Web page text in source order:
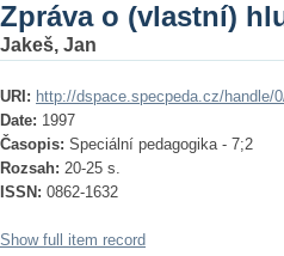
Zpráva o (vlastní)
Jakeš, Jan
URI: http://dspace.specpeda.cz/handle/
Date: 1997
Časopis: Speciální pedagogika - 7;2
Rozsah: 20-25 s.
ISSN: 0862-1632
Show full item record